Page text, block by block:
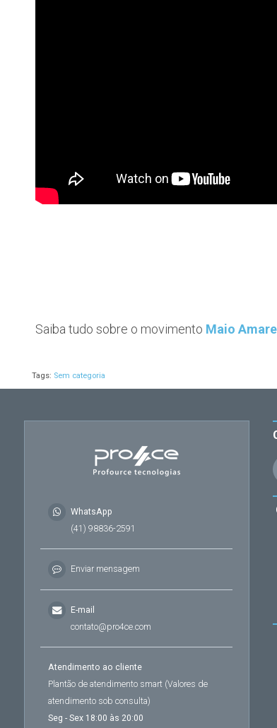
Saiba tudo sobre o movimento Maio
Tags: Sem categoria
WhatsApp
(41) 98836-2591
Enviar mensagem
E-mail
contato@pro4ce.com
Atendimento ao cliente
Plantão de atendimento smart (Valores de
atendimento sob consulta)
Seg - Sex 18:00 às 20:00